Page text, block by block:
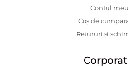
Contul meu
Coș de
Retururi și